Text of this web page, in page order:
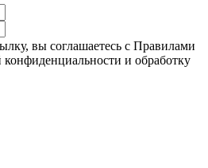
вы соглашаетесь с Правилами
и обработку